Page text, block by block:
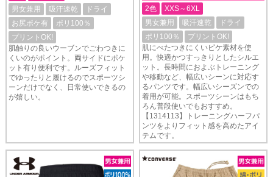
男女兼用
吸汗速乾
ドライ
お尻ポケ有
ポリ100％
プリントOK!
肌触りの良いウーブンでごわつきに
くいのがポイント。両サイドにポケ
ット有り便利です。ルーズフィット
でゆったりと履けるのでスポーツシ
ーンだけでなく、日常使いできるの
が嬉しい。
2色
XXS～6XL
男女兼用
吸汗速乾
ドライ
ポリ100％
プリントOK!
肌にべたつきにくいピケ素材を使
用。快適かつすっきりとしたシルエ
ット。長時間におよぶトレーニング
や移動など、幅広いシーンに対応す
るパンツです。幅広いシーズンでの
着用が可能。スポーツシーンはもち
ろん普段使いでもおすすめ。
【1314113】トレーニングハーフパ
ンツをよりフィット感を高めたアイ
テムです。